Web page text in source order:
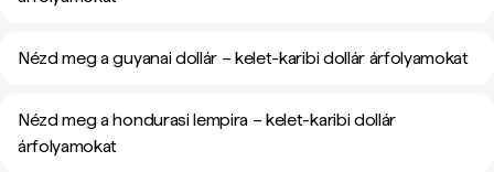
Nézd meg a guyanai dollár – kelet-karibi dollár árfolyamokat
Nézd meg a hondurasi lempira – kelet-karibi dollár
árfolyamokat